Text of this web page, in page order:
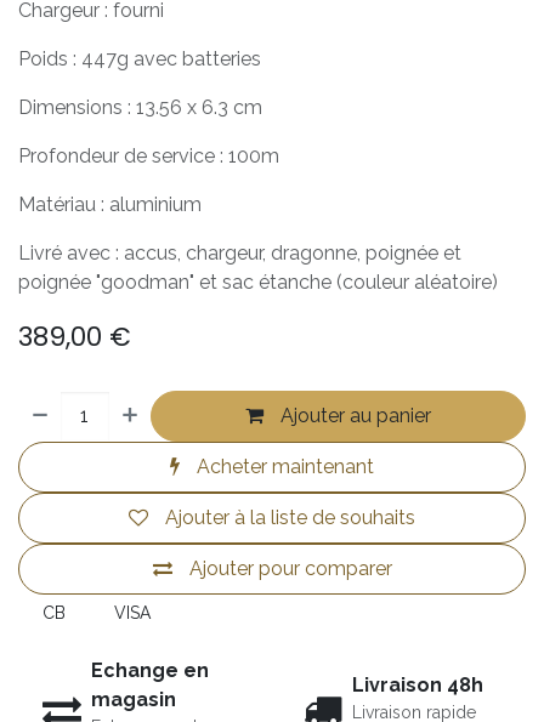
Chargeur : fourni
Poids : 447g avec batteries
Dimensions : 13.56 x 6.3 cm
Profondeur de service : 100m
Matériau : aluminium
Livré avec : accus, chargeur, dragonne, poignée et
poignée "goodman" et sac étanche (couleur aléatoire)
389,00 €
Ajouter au panier
Acheter maintenant
Ajouter pour comparer
Ajouter à la liste de souhaits
CB VISA
Echange en
magasin
Livraison 48h
Livraison rapide